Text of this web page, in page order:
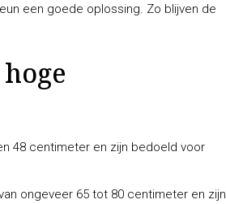
een goede oplossing. Zo blijven de
48 centimeter en zijn bedoeld voor
ongeveer 65 tot 80 centimeter en zijn